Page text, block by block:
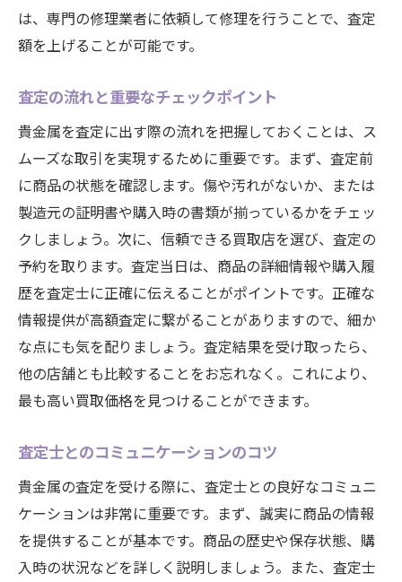
は、専門の修理業者に依頼して修理を行うことで、査定
額を上げることが可能です。
査定の流れと重要なチェックポイント
貴金属を査定に出す際の流れを把握しておくことは、ス
ムーズな取引を実現するために重要です。まず、査定前
に商品の状態を確認します。傷や汚れがないか、または
製造元の証明書や購入時の書類が揃っているかをチェッ
クしましょう。次に、信頼できる買取店を選び、査定の
予約を取ります。査定当日は、商品の詳細情報や購入履
歴を査定士に正確に伝えることがポイントです。正確な
情報提供が高額査定に繋がることがありますので、細か
な点にも気を配りましょう。査定結果を受け取ったら、
他の店舗とも比較することをお忘れなく。これにより、
最も高い買取価格を見つけることができます。
査定士とのコミュニケーションのコツ
貴金属の査定を受ける際に、査定士との良好なコミュニ
ケーションは非常に重要です。まず、誠実に商品の情報
を提供することが基本です。商品の歴史や保存状態、購
入時の状況などを詳しく説明しましょう。また、査定士